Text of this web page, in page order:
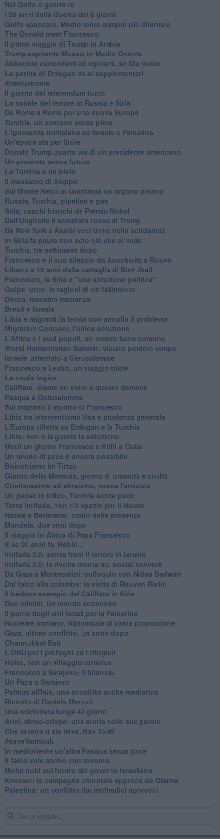
Nel Golfo è guerra tv
I 50 anni della Guerra dei 6 giorni
Golfo spaccato, Medioriente sempre più dilaniato
The Donald meet Francesco
Il primo viaggio di Trump in Arabia
Trump aspirante Messia in Medio Oriente
Abbattere estremismi ed egoismi, se Dio vuole
La partita di Erdogan va ai supplementari
#freeGabriele
Il giorno del referendum turco
La spirale del terrore in Russia e Siria
Da Roma a Roma per una nuova Europa
Turchia, un sovrano senza pietà
L'ignoranza trumpiana su Israele e Palestina
Un'epoca sta per finire
Donald Trump,quarta via di un presidente americano
Un presente senza futuro
La Turchia a un bivio
Il massacro di Aleppo
Sul Monte Nebo in Giordania un organo pisano
Russia, Turchia, pipeline e gas
Siria, caschi bianchi da Premio Nobel
Dall'Ungheria il semaforo rosso ai Trump
Da New York e Assisi voci unite nella solidarietà
In Siria fa paura non solo ciò che si vede
Turchia, tre settimane dopo
Francesco e il suo silenzio da Auschwitz a Rouen
Libano a 10 anni dalla battaglia di Bint Jbeil
Francesco, la Siria e "una soluzione politica"
Golpe turco: le ragioni di un fallimento
Dacca, macabra mattanza
Brexit e Israele
Libia e migranti:la teoria non annulla il problema
Migration Compact, l'unica soluzione
L'Africa e i suoi popoli, un nostro bene comune
World Humanitarian Summit: vietato perdere tempo
Israele, attentato a Gerusalemme
Francesco a Lesbo, un viaggio triste
La cruda logica
Califfato, diamo un volto a questo demone
Pasqua a Gerusalemme
Sui migranti il monito di Francesco
Libia tra interventismo Usa e prudenza generale
L'Europa rifletta su Erdogan e la Turchia
Libia: non è la guerra la soluzione
Metti un giorno Francesco e Kirill a Cuba
Un tavolo di pace è ancora possibile
Boicottiamo Im Tirtzu
Giorno della Memoria, giorno di umanità e civiltà
Cristianesimo ed ebraismo, nasce l'amicizia
Un paese in bilico, Turchia senza pace
Terza Intifada, non c'è spazio per il Natale
Natale a Betlemme: crollo delle presenze
Mandela, due anni dopo
Il viaggio in Africa di Papa Francesco
E se 20 anni fa, Rabin...
Intifada 2.0: senza freni il terrore in Israele
Intifada 2.0: la rivolta monta sui social network
Da Gaza a Montecatini: colloquio con Nidaa Badwan
Dal falco alla colomba: la visita di Reuven Rivlin
Il barbaro scempio del Califfato in Siria
Due crimini, un mondo sconvolto
Il ponte degli enti locali per la Palestina
Nucleare iraniano, diplomazia di vasta proporzione
Gaza, ultimo conflitto, un anno dopo
Channukkat Bait
L'ONU per i profughi ed i rifugiati
Holot, non un villaggio turistico
Francesco a Sarajevo: il bilancio
Un Papa a Sarajevo
Palmira all'Isis, una sconfitta anche mediatica
Ricordo di Daniela Meucci
​Una telefonata lunga 42 giorni
​Ariel, ebreo-etiope: una storia nelle sue parole
Che la terra ti sia lieve, Rav Toaff
​#saveYarmouk
​In medioriente un'altra Pasqua senza pace
​Il falco vola anche controvento
Molte nubi sul futuro del governo israeliano
Knesset: la campagna elettorale approda da Obama
Palestina: un conflitto dai molteplici approcci